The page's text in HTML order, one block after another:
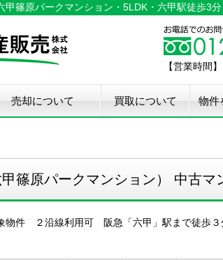
篠原パークマンション・5LDK・六甲駅徒歩3
【営業時間
売却について 買取について 物件
篠原パークマンション） 中古マ
物件 ２沿線利用可 阪急「六甲」駅まで徒